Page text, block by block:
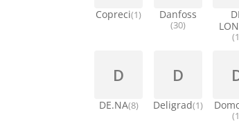
Copreci(1) Danfoss
(30)
D
DE.NA(8)
D
Deligrad(1)